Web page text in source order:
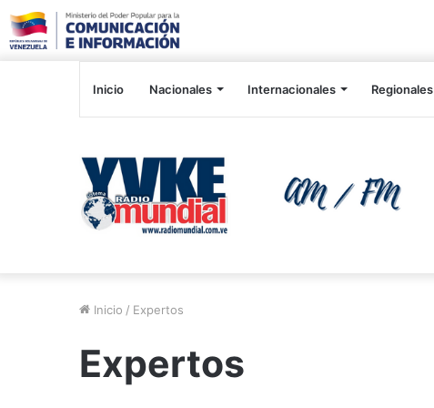
Inicio Nacionales Internacionales Regionales
Inicio / Expertos
Expertos